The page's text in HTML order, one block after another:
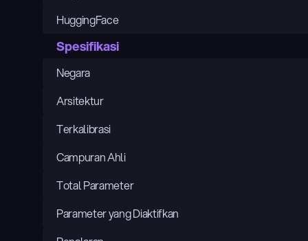
HuggingFace
Spesifikasi
Negara
Arsitektur
Terkalibrasi
Campuran Ahli
Total Parameter
Parameter yang Diaktifkan